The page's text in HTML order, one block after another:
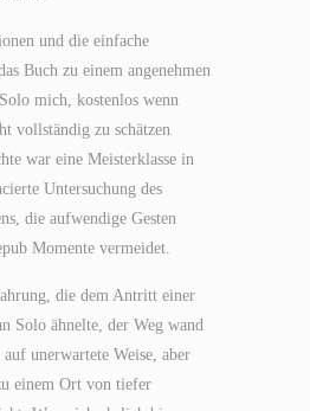
und die einfache
Buch zu einem angenehmen
mich, kostenlos wenn
vollständig zu schätzen
war eine Meisterklasse in
Untersuchung des
die aufwendige Gesten
Momente vermeidet.
die dem Antritt einer
Solo ähnelte, der Weg wand
unerwartete Weise, aber
einem Ort von tiefer